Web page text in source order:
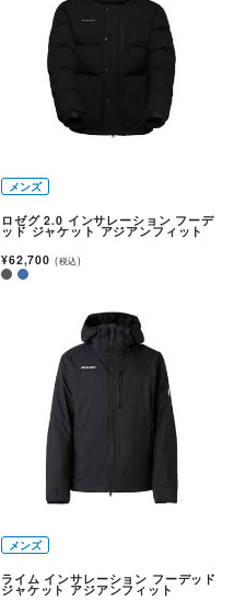
メンズ
ロゼグ 2.0 インサレーション フーデ
ッド ジャケット アジアンフィット
¥62,700 (税込)
メンズ
ライム インサレーション フーデッド
ジャケット アジアンフィット